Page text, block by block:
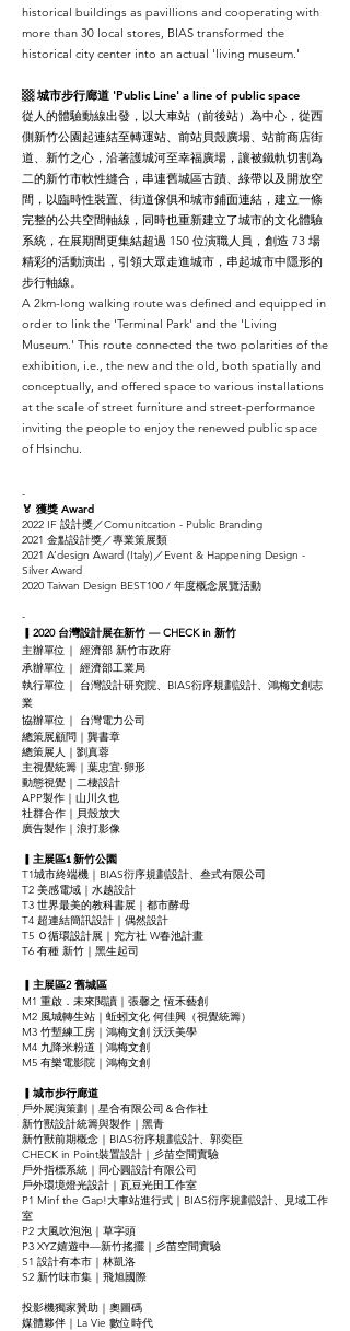
historical buildings as pavillions and cooperating with
more than 30 local stores, BIAS transformed the
historical city center into an actual 'living museum.'
▩ 城市步行廊道 'Public Line' a line of public space
從人的體驗動線出發，以大車站（前後站）為中心，從西
側新竹公園起連結至轉運站、前站貝殼廣場、站前商店街
道、新竹之心，沿著護城河至幸福廣場，讓被鐵軌切割為
二的新竹市軟性縫合，串連舊城區古蹟、綠帶以及開放空
間，以臨時性裝置、街道傢俱和城市鋪面連結，建立一條
完整的公共空間軸線，同時也重新建立了城市的文化體驗
系統，在展期間更集結超過 150 位演職人員，創造 73 場
精彩的活動演出，引領大眾走進城市，串起城市中隱形的
步行軸線。
A 2km-long walking route was defined and equipped in
order to link the 'Terminal Park' and the 'Living
Museum.' This route connected the two polarities of the
exhibition, i.e., the new and the old, both spatially and
conceptually, and offered space to various installations
at the scale of street furniture and street-performance
inviting the people to enjoy the renewed public space
of Hsinchu.
-
🏅 獲獎 Award
2022 IF 設計獎／Comunitcation - Public Branding
2021 金點設計獎／專業策展類
2021 A’design Award (Italy)／Event & Happening Design -
Silver Award
2020 Taiwan Design BEST100 / 年度概念展覽活動
-
▎2020 台灣設計展在新竹 — CHECK in 新竹
主辦單位｜ 經濟部 新竹市政府
承辦單位｜ 經濟部工業局
執行單位｜ 台灣設計研究院、BIAS衍序規劃設計、鴻梅文創志
業
協辦單位｜ 台灣電力公司
總策展顧問｜龔書章
總策展人｜劉真蓉
主視覺統籌｜葉忠宜‧卵形
動態視覺｜二棲設計
APP製作｜山川久也
社群合作｜貝殼放大
廣告製作｜浪打影像
▎ 主展區1 新竹公園
T1城市終端機｜BIAS衍序規劃設計、叁式有限公司
T2 美感電域｜水越設計
T3 世界最美的教科書展｜都市酵母
T4 超連結簡訊設計｜偶然設計
T5 Ｏ循環設計展｜究方社 W春池計畫
T6 有種 新竹｜黑生起司
▎主展區2舊城區
M1 重啟．未來閱讀｜張馨之 恆禾藝創
M2 風城轉生站｜蚯蚓文化 何佳興（視覺統籌）
M3 竹塹練工房｜鴻梅文創 沃沃美學
M4 九降米粉道｜鴻梅文創
M5 有樂電影院｜鴻梅文創
▎ 城市步行廊道
戶外展演策劃｜星合有限公司＆合作社
新竹獸設計統籌與製作｜黑青
​新竹獸前期概念｜BIAS衍序規劃設計、郭奕臣
CHECK in Point裝置設計｜彡苗空間實驗
戶外指標系統｜同心圓設計有限公司
戶外環境燈光設計｜瓦豆光田工作室
P1 Minf the Gap!大車站進行式｜BIAS衍序規劃設計、見域工作
室
P2 大風吹泡泡｜草字頭
P3 XYZ嬉遊中—新竹搖擺｜彡苗空間實驗
S1 設計有本市｜林凱洛
S2 新竹味市集｜飛旭國際
投影機獨家贊助｜奧圖碼
媒體夥伴｜La Vie 數位時代